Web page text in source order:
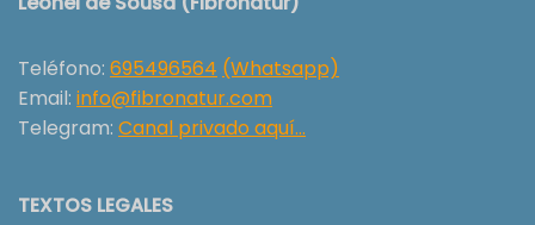
Teléfono: 695496564 (Whatsapp)
Email: info@fibronatur.com
Telegram: Canal privado aquí…
TEXTOS LEGALES